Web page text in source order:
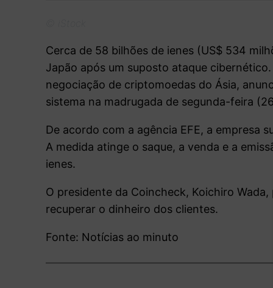
Cerca de 58 bilhões de ienes (US$ 534
Japão após um suposto ataque
negociação de criptomoedas do Ásia,
sistema na madrugada de segunda-feira
De acordo com a agência EFE, a empresa
A medida atinge o saque, a venda e a
ienes.
O presidente da Coincheck, Koichiro
recuperar o dinheiro dos clientes.
Fonte: Notícias ao minuto